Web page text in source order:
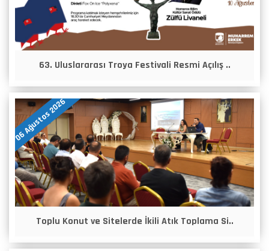
63. Uluslararası Troya Festivali Resmi Açılış ..
06 Ağustos 2026
Toplu Konut ve Sitelerde İkili Atık Toplama Si..